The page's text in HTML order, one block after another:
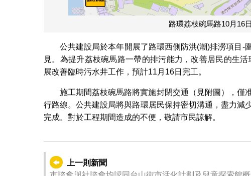
路環荔枝碗馬路10月16
公共建設局於本年開展了路環西側防洪(潮)排澇項目-
見。為提升荔枝碗馬路一帶的排污能力，改善居民的生
展改善臨時污水井工作，預計11月16日完工。
施工期間荔枝碗馬路將實施封閉交通（見附圖），僅
行路線。公共建設局將與路環居民保持密切溝通，盡力減
完成。對於工程期間造成的不便，敬請市民諒解。
上一則新聞